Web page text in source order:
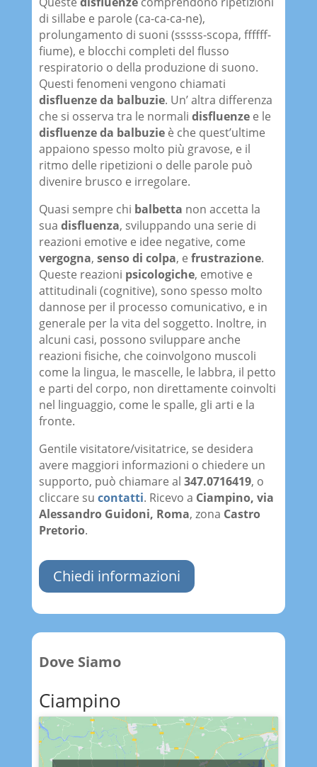
di sillabe e parole (ca-ca-ca-ne),
prolungamento di suoni (sssss-scopa, ffffff-
fiume), e blocchi completi del flusso
respiratorio o della produzione di suono.
Questi fenomeni vengono chiamati
disfluenze da balbuzie. Un’ altra differenza
che si osserva tra le normali disfluenzee le
disfluenze da balbuzieè che quest’ultime
appaiono spesso molto più gravose, e il
ritmo delle ripetizioni o delle parole può
divenire brusco e irregolare.
Quasi sempre chi balbetta non accetta la
sua disfluenza, sviluppando una serie di
reazioni emotive e idee negative, come
vergogna, senso di colpa, e frustrazione.
Queste reazioni psicologiche, emotive e
attitudinali (cognitive), sono spesso molto
dannose per il processo comunicativo, e in
generale per la vita del soggetto. Inoltre, in
alcuni casi, possono sviluppare anche
reazioni fisiche, che coinvolgono muscoli
come la lingua, le mascelle, le labbra, il petto
e parti del corpo, non direttamente coinvolti
nel linguaggio, come le spalle, gli arti e la
fronte.
Gentile visitatore/visitatrice, se desidera
avere maggiori informazioni o chiedere un
supporto, può chiamare al 347.0716419, o
cliccare su contatti. Ricevo a Ciampino, via
Alessandro Guidoni, Roma, zona Castro
Pretorio.
Chiedi informazioni
Dove Siamo
Ciampino